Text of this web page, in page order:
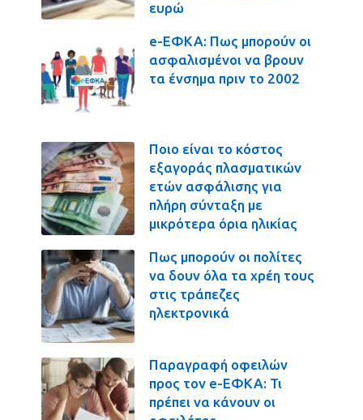
ευρώ
e-ΕΦΚΑ: Πως μπορούν οι
ασφαλισμένοι να βρουν
τα ένσημα πριν το 2002
Ποιο είναι το κόστος
εξαγοράς πλασματικών
ετών ασφάλισης για
πλήρη σύνταξη με
μικρότερα όρια ηλικίας
Πως μπορούν οι πολίτες
να δουν όλα τα χρέη τους
στις τράπεζες
ηλεκτρονικά
Παραγραφή οφειλών
προς τον e-ΕΦΚΑ: Τι
πρέπει να κάνουν οι